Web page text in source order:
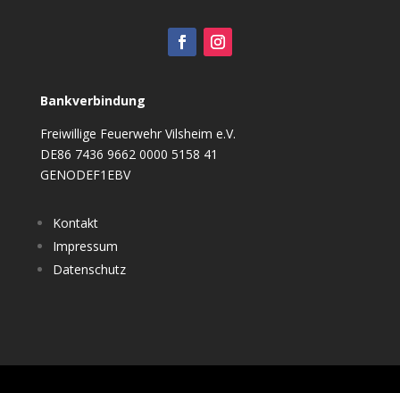
Bankverbindung
Freiwillige Feuerwehr Vilsheim e.V.
DE86 7436 9662 0000 5158 41
GENODEF1EBV
Kontakt
Impressum
Datenschutz